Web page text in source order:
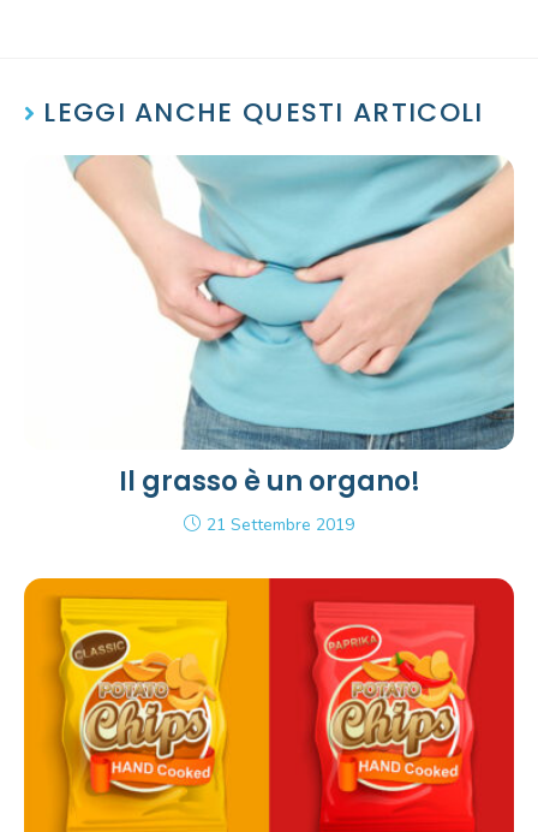
LEGGI ANCHE QUESTI ARTICOLI
Il grasso è un organo!
21 Settembre 2019